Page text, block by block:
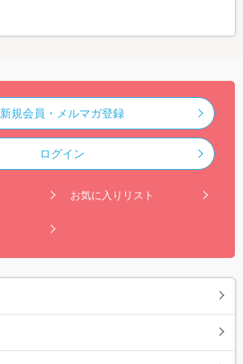
新規会員・メルマガ登録
ログイン
お気に入りリスト